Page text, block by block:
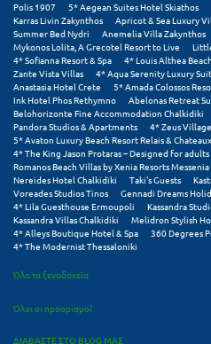
Σαντορίνη
Σέριφος
Σέρρες
Σιθωνία
Σίκινος
Σίφνος
Σκαφιδιά Ηλείας
Polis 1907
5* Aegean Suites Hotel Skiathos
Karras Livin Zakynthos
Apricot & Sea Luxury
Summer Bed Nydri
Anemelia Villa Zakynthos
Mykonos Lolita, A Grecotel Resort to Live
4* Sofianna Resort & Spa
4* Louis Althea Beach
Zante Vista Villas
4* Aqua Serenity Luxury
Anastasia Hotel Crete
5* Amada Colossos
Ink Hotel Phos Rethymno
Abelonas Retreat
Belohorizonte Fine Accommodation Chalkidiki
Pandora Studios & Apartments
4* Zeus
5* Avaton Luxury Beach Resort Relais & Chateaux
4* The King Jason Protaras – Designed for adults
Romanos Beach Villas by Xenia Resorts Messenia
Nereides Hotel Chalkidiki
Taki's Guests
Voreades Studios Tinos
Gennadi Dreams
4* Lila Guesthouse Ermoupoli
Kassandra
Kassandra Villas Chalkidiki
Melidron Stylish
4* Alleys Boutique Hotel & Spa
360 Degrees
4* The Modernist Thessaloniki
Όλα τα ξενοδοχεία
Όλοι οι προορισμοί
ΔΙΑΒΑΣΤΕ ΣΤΟ BLOG ΜΑΣ